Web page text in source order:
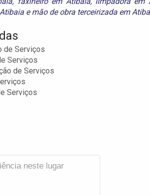
emão de obra terceirizada em
de Serviços
Serviços
de Serviços
Serviços